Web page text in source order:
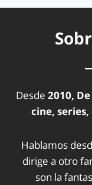
Desde 2010,
cine,
Hablamos
dirige a otro
son la